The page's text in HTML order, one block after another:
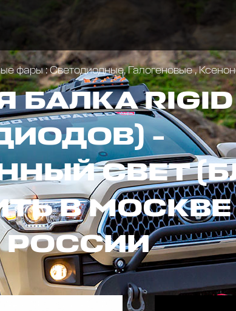
фары : Светодиодные, Галогеновые ,
RIGID
-
СВЕТ
В МОСКВЕ
РОССИИ